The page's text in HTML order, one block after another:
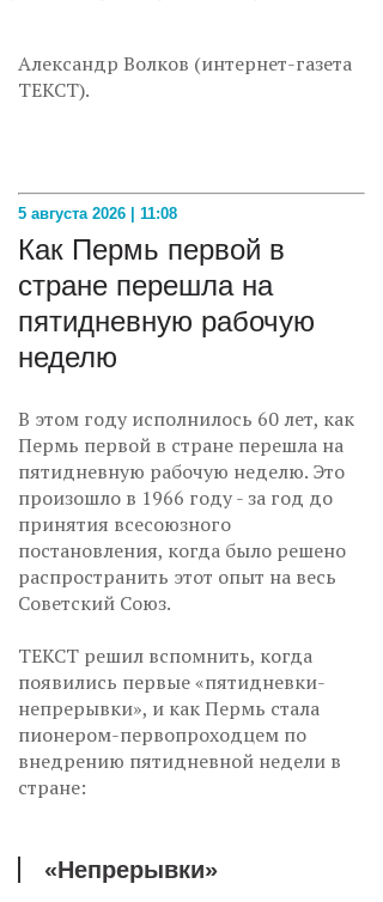
Александр Волков (интернет-газета
ТЕКСТ).
5 августа 2026 | 11:08
Как Пермь первой в
стране перешла на
пятидневную рабочую
неделю
В этом году исполнилось 60 лет, как
Пермь первой в стране перешла на
пятидневную рабочую неделю. Это
произошло в 1966 году - за год до
принятия всесоюзного
постановления, когда было решено
распространить этот опыт на весь
Советский Союз.
ТЕКСТ решил вспомнить, когда
появились первые «пятидневки-
непрерывки», и как Пермь стала
пионером-первопроходцем по
внедрению пятидневной недели в
стране:
«Непрерывки»